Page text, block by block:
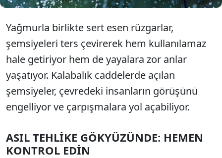
Yağmurla birlikte sert esen rüzgarlar,
şemsiyeleri ters çevirerek hem kullanılamaz
hale getiriyor hem de yayalara zor anlar
yaşatıyor. Kalabalık caddelerde açılan
şemsiyeler, çevredeki insanların görüşünü
engelliyor ve çarpışmalara yol açabiliyor.
ASIL TEHLİKE GÖKYÜZÜNDE: HEMEN
KONTROL EDİN